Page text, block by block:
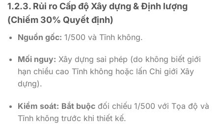
1.2.3. Rủi ro Cấp độ Xây dựng & Định lượng
(Chiếm 30% Quyết định)
Nguồn gốc: 1/500 và Tĩnh không.
Mối nguy: Xây dựng sai phép (do không biết giới
hạn chiều cao Tĩnh không hoặc lấn Chỉ giới Xây
dựng).
Kiểm soát: Bắt buộcđối chiếu 1/500 với Tọa độ và
Tĩnh không trước khi thiết kế.